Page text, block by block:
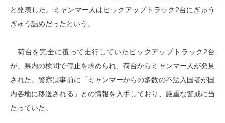
と発表した。ミャンマー人はピックアップトラック2台にぎゅう
ぎゅう詰めだったという。
荷台を完全に覆って走行していたピックアップトラック2台
が、県内の検問で停止を求められ、荷台からミャンマー人が発見
された。警察は事前に「ミャンマーからの多数の不法入国者が国
内各地に移送される」との情報を入手しており、厳重な警戒に当
たっていた。